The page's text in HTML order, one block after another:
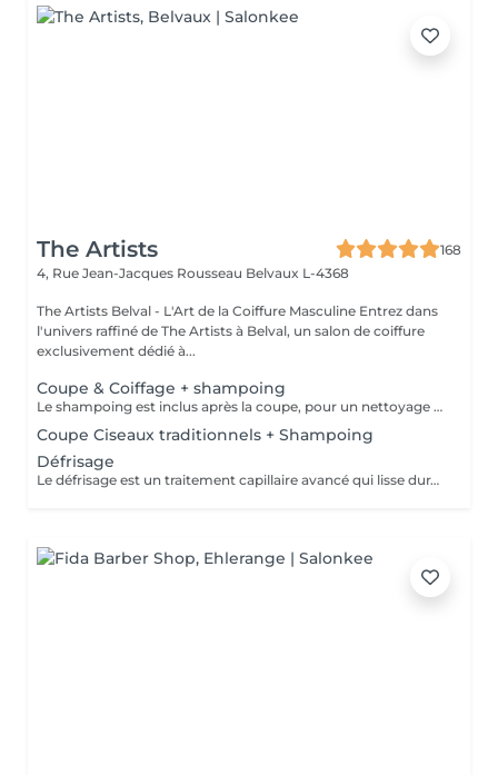
The Artists
168
4, Rue Jean-Jacques Rousseau Belvaux L-4368
The Artists Belval - L'Art de la Coiffure Masculine Entrez dans
l'univers raffiné de The Artists à Belval, un salon de coiffure
exclusivement dédié à...
Coupe & Coiffage + shampoing
Le shampoing est inclus après la coupe, pour un nettoyage en profondeur et un soin optimal. Le coiffage, réalisé en fin de prestation, garantit un style parfaitement maîtrisé et durable.
Coupe Ciseaux traditionnels + Shampoing
Défrisage
Le défrisage est un traitement capillaire avancé qui lisse durablement les cheveux, facilitant leur coiffage tout en éliminant les frisottis pour un résultat élégant et soigné. Le shampoing est inclus après la coupe, pour un nettoyage en profondeur et un soin optimal.